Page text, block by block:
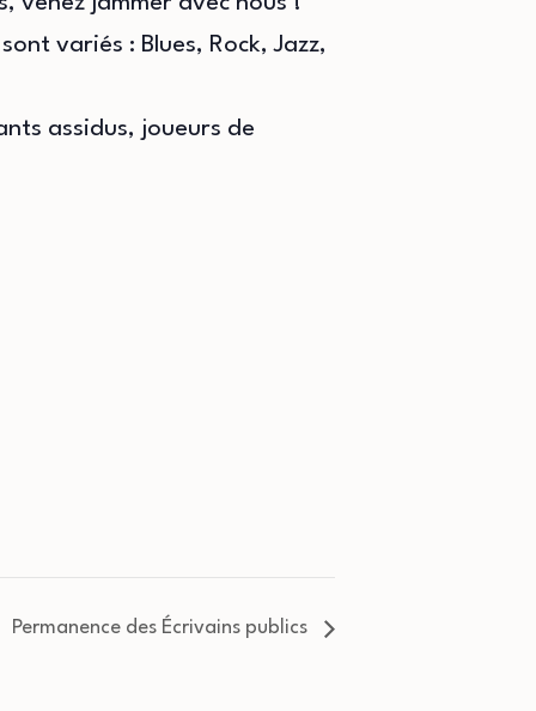
variés : Blues, Rock, Jazz,
assidus, joueurs de
Permanence des Écrivains publics